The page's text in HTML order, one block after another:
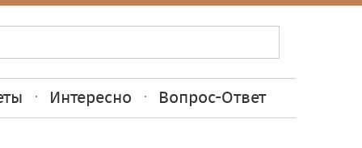
Интересно Вопрос-Ответ